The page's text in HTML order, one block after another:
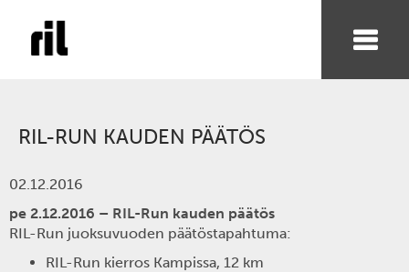
RIL-RUN KAUDEN PÄÄTÖS
02.12.2016
pe 2.12.2016 – RIL-Run kauden päätös
RIL-Run juoksuvuoden päätöstapahtuma:
RIL-Run kierros Kampissa, 12 km